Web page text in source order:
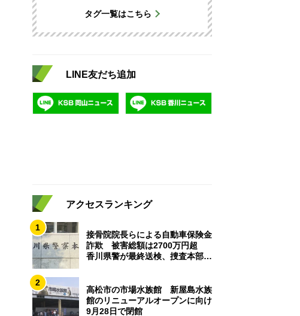
タグ一覧はこちら
LINE友だち追加
アクセスランキング
1
接骨院院長らによる自動車保険金
詐欺 被害総額は2700万円超
香川県警が最終送検、捜査本部解
2
高松市の市場水族館 新屋島水族
館のリニューアルオープンに向け
9月28日で閉館